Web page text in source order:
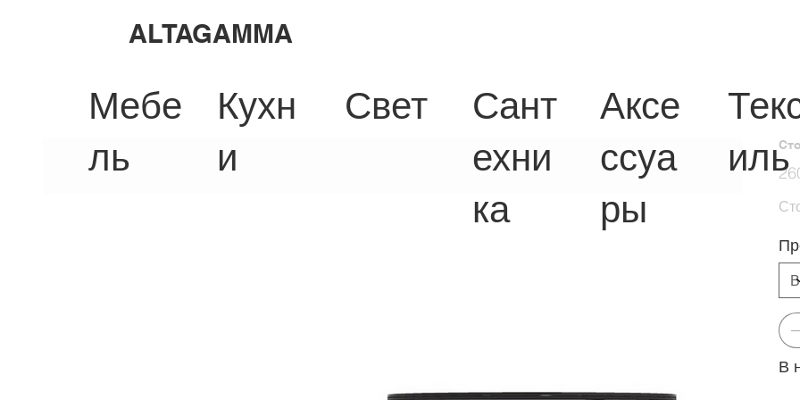
ALTAGAMMA
Мебе
ль
Кухн
и
Свет
Сант
ехни
ка
Аксе
ссуа
ры
ильцена
В